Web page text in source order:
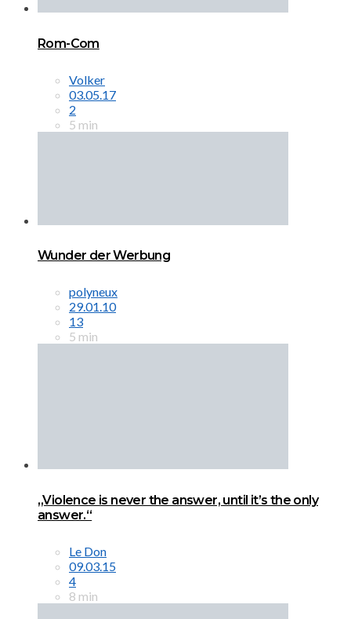
Rom-Com
Volker
03.05.17
2
5 min
Wunder der Werbung
polyneux
29.01.10
13
5 min
„Violence is never the answer, until it’s the only
answer.“
Le Don
09.03.15
4
8 min